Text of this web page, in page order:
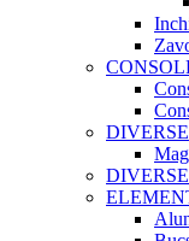
DIVERSE